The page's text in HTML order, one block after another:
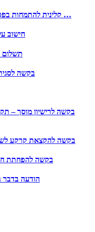
קלינית להתמחות בפסיכולוגיה טופס בקשה לרישום זמני פרטים …
חישוב
תשלום
בקשה
בקשה לרישיון מוסך –
בקשה להקצאת קרקע
בקשה להפחתת
הודעה בדבר